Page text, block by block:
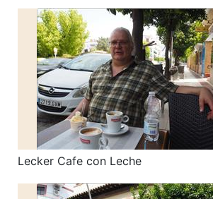
Lecker Cafe con Leche